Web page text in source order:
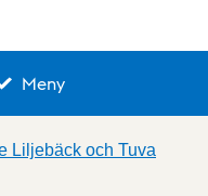
Meny
Liljebäck och Tuva